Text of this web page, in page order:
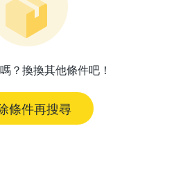
？換換其他條件吧！
條件再搜尋